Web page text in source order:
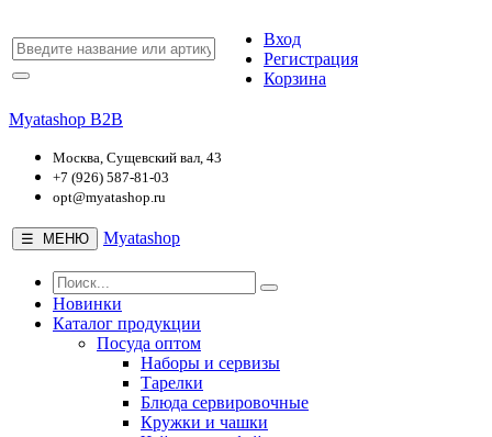
Вход
Регистрация
Корзина
Myatashop B2B
Москва, Сущевский вал, 43
+7 (926) 587-81-03
opt@myatashop.ru
☰ МЕНЮ Myatashop
Новинки
Каталог продукции
Посуда оптом
Наборы и сервизы
Тарелки
Блюда сервировочные
Кружки и чашки